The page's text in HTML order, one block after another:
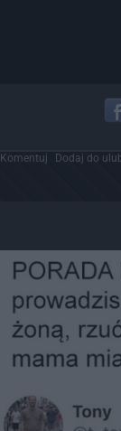
Komentuj Dodaj do